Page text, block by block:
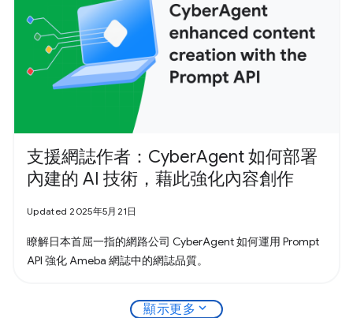
支援網誌作者：CyberAgent 如何部署
內建的 AI 技術，藉此強化內容創作
Updated 2025年5月21日
瞭解日本首屈一指的網路公司 CyberAgent 如何運用 Prompt
API 強化 Ameba 網誌中的網誌品質。
顯示更多 expand_more